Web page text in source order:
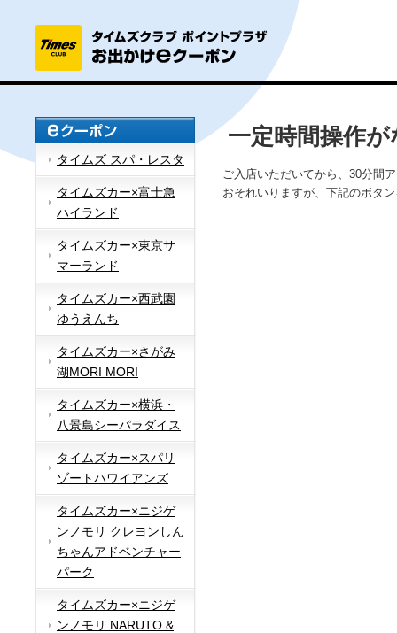
タイムズ スパ・レスタ
タイムズカー×富士急
ハイランド
タイムズカー×東京サ
マーランド
タイムズカー×西武園
ゆうえんち
タイムズカー×さがみ
湖MORI MORI
タイムズカー×横浜・
八景島シーパラダイス
タイムズカー×スパリ
ゾートハワイアンズ
タイムズカー×ニジゲ
ンノモリ クレヨンしん
ちゃんアドベンチャー
パーク
タイムズカー×ニジゲ
ンノモリ NARUTO &
一定時間操作
ご入店いただいてから、30分間
おそれいりますが、下記のボタ